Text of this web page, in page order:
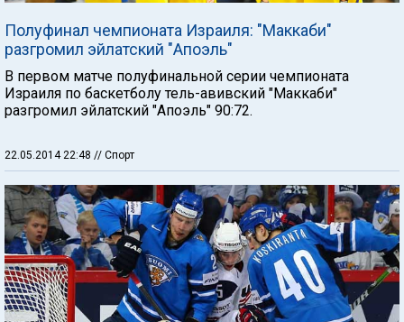
Полуфинал чемпионата Израиля: "Маккаби"
разгромил эйлатский "Апоэль"
В первом матче полуфинальной серии чемпионата
Израиля по баскетболу тель-авивский "Маккаби"
разгромил эйлатский "Апоэль" 90:72.
22.05.2014 22:48 // Спорт